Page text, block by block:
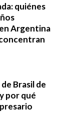
quiénes
Argentina
Brasil de
por qué